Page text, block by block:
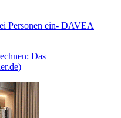
Personen ein- DAVEA
Das